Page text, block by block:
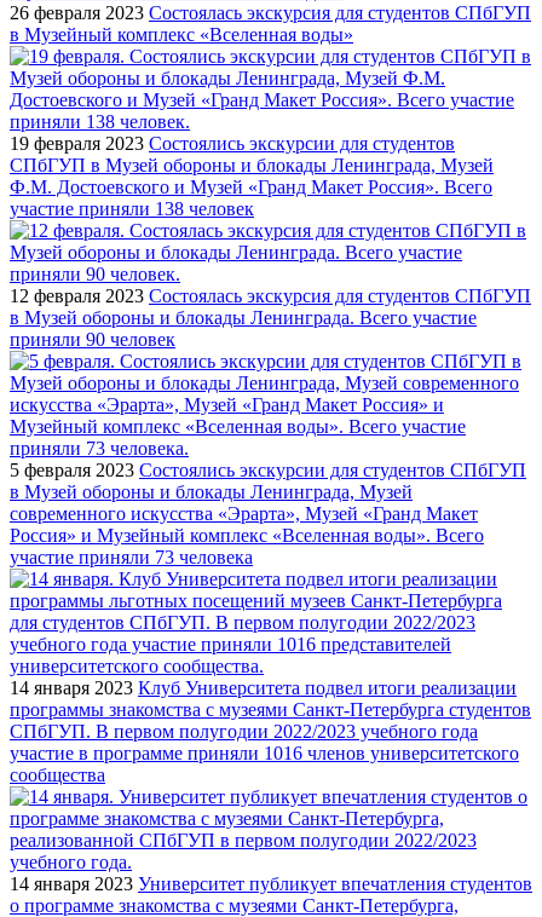
26 февраля 2023 Состоялась экскурсия для студентов СПбГУП
в Музейный комплекс «Вселенная воды»
19 февраля 2023 Состоялись экскурсии для студентов
СПбГУП в Музей обороны и блокады Ленинграда, Музей
Ф.М. Достоевского и Музей «Гранд Макет Россия». Всего
участие приняли 138 человек
12 февраля 2023 Состоялась экскурсия для студентов СПбГУП
в Музей обороны и блокады Ленинграда. Всего участие
приняли 90 человек
5 февраля 2023 Состоялись экскурсии для студентов СПбГУП
в Музей обороны и блокады Ленинграда, Музей
современного искусства «Эрарта», Музей «Гранд Макет
Россия» и Музейный комплекс «Вселенная воды». Всего
участие приняли 73 человека
14 января 2023 Клуб Университета подвел итоги реализации
программы знакомства с музеями Санкт-Петербурга студентов
СПбГУП. В первом полугодии 2022/2023 учебного года
участие в программе приняли 1016 членов университетского
сообщества
14 января 2023 Университет публикует впечатления студентов
о программе знакомства с музеями Санкт-Петербурга,